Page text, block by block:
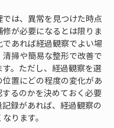
は、異常を見つけた時点
が必要になるとは限りま
あれば経過観察でよい場
掃や簡易な整形で改善で
。ただし、経過観察を選
置にどの程度の変化があ
するのかを決めておく必要
録があれば、経過観察の
ります。